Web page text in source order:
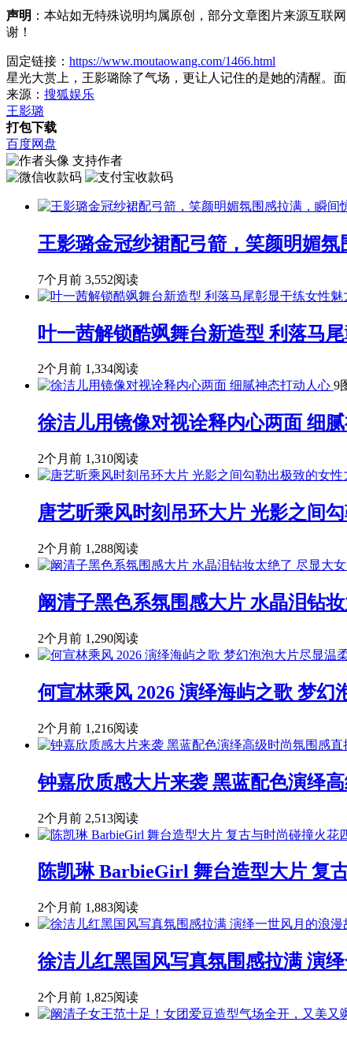
声明 ：本站如无特殊说明均属原创，部分文章图片来源互联
谢！
固定链接： https://www.moutaowang.com/1466.html
星光大赏上，王影璐除了气场，更让人记住的是她的清醒。
来源： 搜狐娱乐
王影璐
打包下载
百度网盘
支持作者
王影璐金冠纱裙配弓箭，笑颜明媚
7个月前 3,552阅读
叶一茜解锁酷飒舞台新造型 利落马
2个月前 1,334阅读
9
徐洁儿用镜像对视诠释内心两面 细
2个月前 1,310阅读
唐艺昕乘风时刻吊环大片 光影之间
2个月前 1,288阅读
阚清子黑色系氛围感大片 水晶泪钻
2个月前 1,290阅读
何宣林乘风 2026 演绎海屿之歌 梦
2个月前 1,216阅读
钟嘉欣质感大片来袭 黑蓝配色演绎
2个月前 2,513阅读
陈凯琳 BarbieGirl 舞台造型大片 复
2个月前 1,883阅读
徐洁儿红黑国风写真氛围感拉满 演
2个月前 1,825阅读